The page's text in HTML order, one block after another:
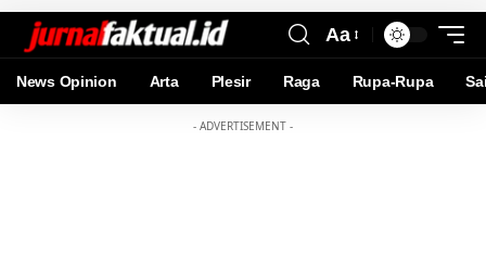
Aa
News Opinion Arta Plesir Raga Rupa-Rupa
- ADVERTISEMENT -